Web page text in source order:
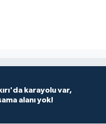
karayolu var,
alanı yok!